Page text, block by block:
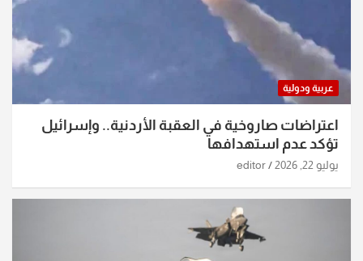
عربية ودولية
اعتراضات صاروخية في العقبة الأردنية.. وإسرائيل
تؤكد عدم استهدافها
يوليو 22, 2026 editor